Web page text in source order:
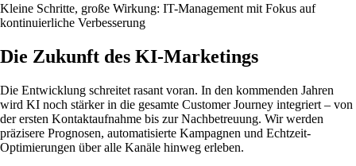
Kleine Schritte, große Wirkung: IT-Management mit Fokus auf
kontinuierliche Verbesserung
Die Zukunft des KI-Marketings
Die Entwicklung schreitet rasant voran. In den kommenden Jahren
wird KI noch stärker in die gesamte Customer Journey integriert – von
der ersten Kontaktaufnahme bis zur Nachbetreuung. Wir werden
präzisere Prognosen, automatisierte Kampagnen und Echtzeit-
Optimierungen über alle Kanäle hinweg erleben.